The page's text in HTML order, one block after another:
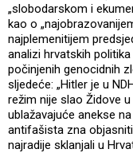
„slobodarskom i
kao o
najplemenitijem
analizi hrvatskih
počinjenih genocidnih
sljedeće: „Hitler je u
režim nije slao Židove
ublažavajuće anekse
antifašista zna
najradije sklanjali u